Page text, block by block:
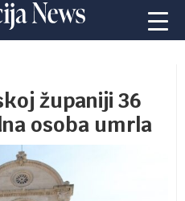
županiji 36
osoba umrla